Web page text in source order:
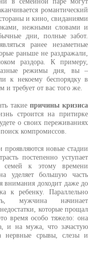
романтический
и кино, свиданиями
нежными словами и
дни, полные забот.
ранее незаметные
раньше не раздражали,
раздора. К примеру,
режимы дня, вы –
к некоему беспорядку в
и требует от вас того же.
такие причины кризиса
строится на притирке
о своих переживаниях
компромиссов.
новые стадии
постепенно уступает
семей к этому времени
уделяет большую часть
внимания доходит даже до
к ребенку. Параллельно
мужчина начинает
которые прощал
время особо тяжело: она
и на мужа, что зачастую
нервные срывы, слезы и